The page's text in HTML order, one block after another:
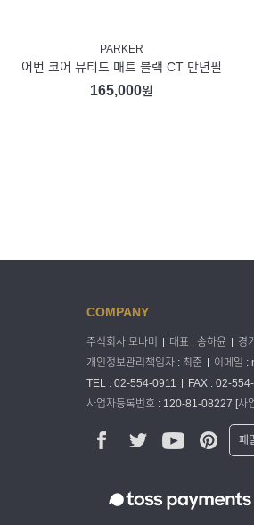
PARKER
어번 코어 뮤티드 매트 블랙 CT 만년필
165,000원
COMPANY
주식회사 모나미 대표 : 송하윤
경
개인정보관리책임자 : 최준
이메일 :
TEL : 02-554-0911
FAX : 02-
사업자등록번호 : 120-81-08227 [사
패
파